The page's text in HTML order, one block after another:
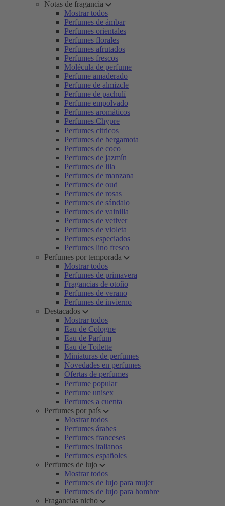
Notas de fragancia
Mostrar todos
Perfumes de ámbar
Perfumes orientales
Perfumes florales
Perfumes afrutados
Perfumes frescos
Molécula de perfume
Perfume amaderado
Perfume de almizcle
Perfume de pachulí
Perfume empolvado
Perfumes aromáticos
Perfumes Chypre
Perfumes citricos
Perfumes de bergamota
Perfumes de coco
Perfumes de jazmín
Perfumes de lila
Perfumes de manzana
Perfumes de oud
Perfumes de rosas
Perfumes de sándalo
Perfumes de vainilla
Perfumes de vetiver
Perfumes de violeta
Perfumes especiados
Perfumes lino fresco
Perfumes por temporada
Mostrar todos
Perfumes de primavera
Fragancias de otoño
Perfumes de verano
Perfumes de invierno
Destacados
Mostrar todos
Eau de Cologne
Eau de Parfum
Eau de Toilette
Miniaturas de perfumes
Novedades en perfumes
Ofertas de perfumes
Perfume popular
Perfume unisex
Perfumes a cuenta
Perfumes por país
Mostrar todos
Perfumes árabes
Perfumes franceses
Perfumes italianos
Perfumes españoles
Perfumes de lujo
Mostrar todos
Perfumes de lujo para mujer
Perfumes de lujo para hombre
Fragancias nicho